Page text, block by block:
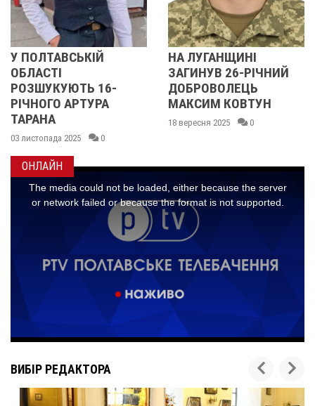
16-
0
НА ЛУГАНЩИНІ
ЗАГИНУВ 26-РІЧНИЙ
ДОБРОВОЛЕЦЬ
МАКСИМ КОВТУН
ПОЛІЦІЯ
15-РІЧНОГО
ПОЛТАВЦЯ
ТАРАНА
03 січня 2025
ОНЛАЙН
ВИБІР РЕДАКТОРА